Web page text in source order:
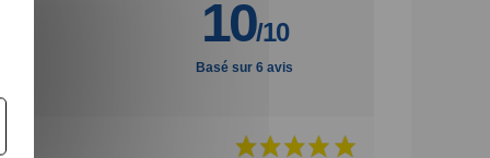
10/10
Basé sur 6 avis